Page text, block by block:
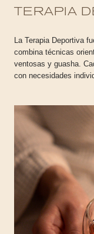
TERAPIA
La Terapia Deportiva
combina técnicas
ventosas y guasha.
con necesidades